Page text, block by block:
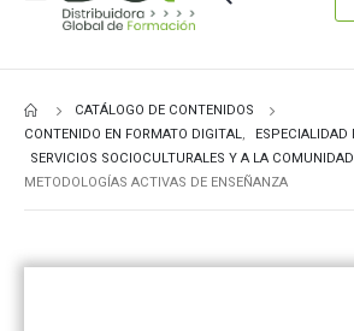
CATÁLOGO DE CONTENIDOS
CONTENIDO EN FORMATO DIGITAL, ESPECIALIDAD
SERVICIOS SOCIOCULTURALES Y A LA COMUNIDAD
METODOLOGÍAS ACTIVAS DE ENSEÑANZA